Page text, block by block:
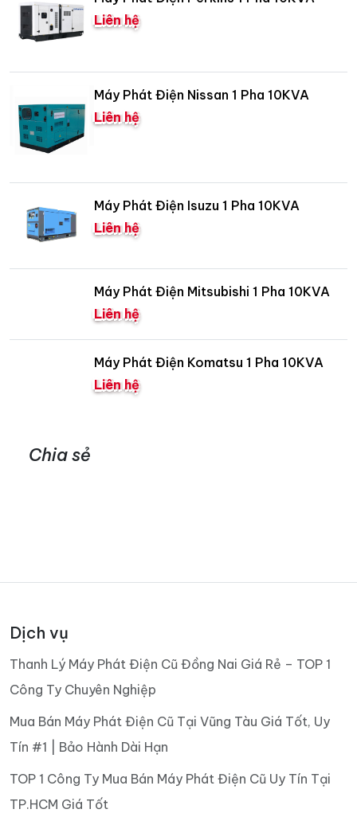
Liên hệ
Máy Phát Điện Nissan 1 Pha 10KVA
Liên hệ
Máy Phát Điện Isuzu 1 Pha 10KVA
Liên hệ
Máy Phát Điện Mitsubishi 1 Pha 10KVA
Liên hệ
Máy Phát Điện Komatsu 1 Pha 10KVA
Liên hệ
Chia sẻ
Dịch vụ
Thanh Lý Máy Phát Điện Cũ Đồng Nai Giá Rẻ – TOP 1
Công Ty Chuyên Nghiệp
Mua Bán Máy Phát Điện Cũ Tại Vũng Tàu Giá Tốt, Uy
Tín #1 | Bảo Hành Dài Hạn
TOP 1 Công Ty Mua Bán Máy Phát Điện Cũ Uy Tín Tại
TP.HCM Giá Tốt